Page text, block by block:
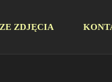
ZDJĘCIA